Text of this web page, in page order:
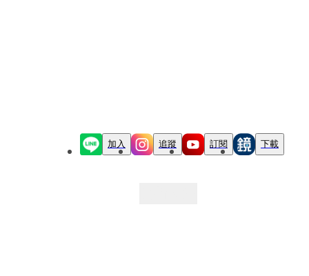
加入 追蹤 訂閱 下載